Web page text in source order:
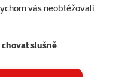
vás neobtěžovali
slušně.